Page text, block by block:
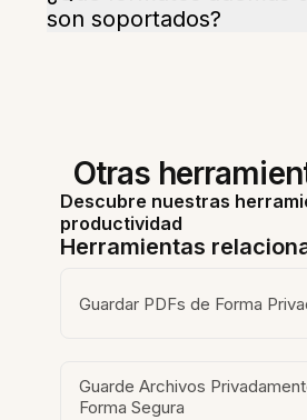
son soportados?
Otras
Descubre nuestras
productividad
Herramientas
Guardar PDFs de Forma
Guarde Archivos
Forma Segura